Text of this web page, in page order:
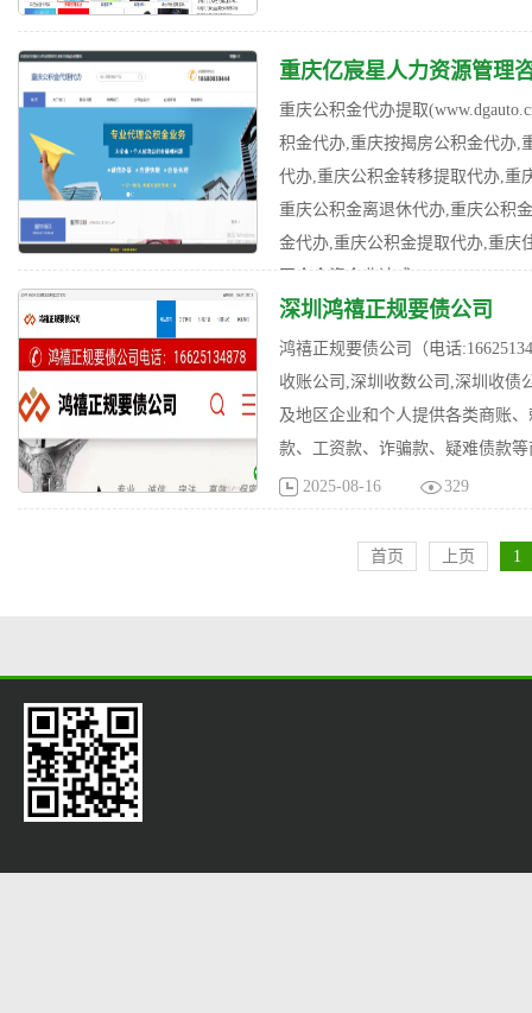
重庆亿宸星人力资源管理
重庆公积金代办提取
积金代办,重庆按揭房公积金代办,
代办,重庆公积金转移提取代办,重
重庆公积金离退休代办,重庆公积
金代办,重庆公积金提取代办,重庆
国企全资企业达成
2025-08-16 754
深圳鸿禧正规要债公司
鸿禧正规要债公司（电话
收账公司,深圳收数公司,深圳收债
及地区企业和个人提供各类商账
款、工资款、诈骗款、疑难债款
2025-08-16 329
首页 上页 1